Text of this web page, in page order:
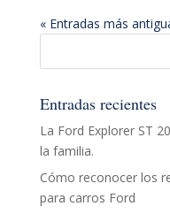
« Entradas más
Entradas recientes
La Ford Explorer ST
la familia.
Cómo reconocer los
para carros Ford